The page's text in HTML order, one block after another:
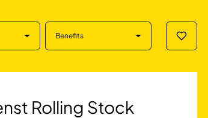
Benefits
Rolling
Rolling Stock